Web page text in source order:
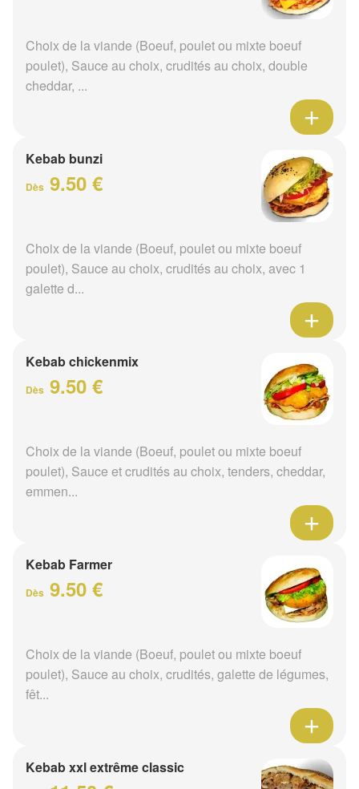
Choix de la viande (Boeuf, poulet ou mixte boeuf
poulet), Sauce au choix, crudités au choix, double
cheddar, ...
Kebab bunzi
Dès 9.50 €
Choix de la viande (Boeuf, poulet ou mixte boeuf
poulet), Sauce au choix, crudités au choix, avec 1
galette d...
Kebab chickenmix
Dès 9.50 €
Choix de la viande (Boeuf, poulet ou mixte boeuf
poulet), Sauce et crudités au choix, tenders, cheddar,
emmen...
Kebab Farmer
Dès 9.50 €
Choix de la viande (Boeuf, poulet ou mixte boeuf
poulet), Sauce au choix, crudités, galette de légumes,
fêt...
Kebab xxl extrême classic